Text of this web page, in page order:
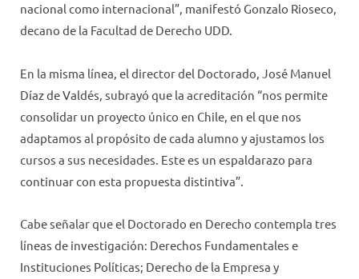
nacional como internacional”, manifestó Gonzalo Rioseco,
decano de la Facultad de Derecho UDD.
En la misma línea, el director del Doctorado, José Manuel
Díaz de Valdés, subrayó que la acreditación “nos permite
consolidar un proyecto único en Chile, en el que nos
adaptamos al propósito de cada alumno y ajustamos los
cursos a sus necesidades. Este es un espaldarazo para
continuar con esta propuesta distintiva”.
Cabe señalar que el Doctorado en Derecho contempla tres
líneas de investigación: Derechos Fundamentales e
Instituciones Políticas; Derecho de la Empresa y